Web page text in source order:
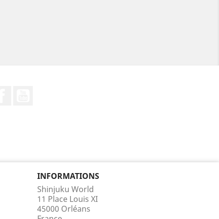
INFORMATIONS
Shinjuku World
11 Place Louis XI
45000 Orléans